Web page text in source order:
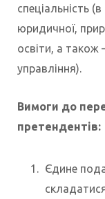
спеціальність
юридичної,
освіти, а також
управління).
Вимоги до
претендентів:
Єдине